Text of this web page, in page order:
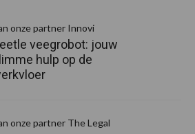
onze partner Innovi
veegrobot: jouw
hulp op de
onze partner The Legal